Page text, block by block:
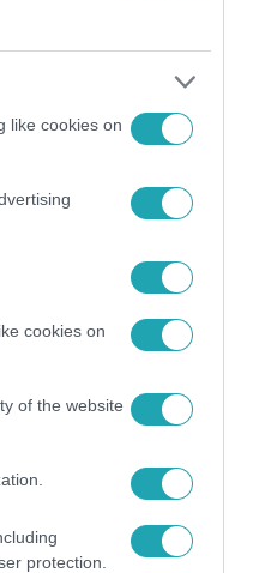
like cookies on
cookies on
of the website
protection.
fűnyírással
munkák ideje is, amibe
a szomszéd a zajkeltő
férfi másfél éven át
szomszédja macskájával